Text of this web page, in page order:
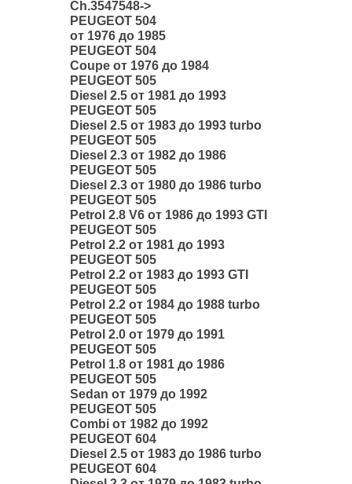
Ch.3547548->
PEUGEOT 504
от 1976 до 1985
PEUGEOT 504
Coupe от 1976 до 1984
PEUGEOT 505
Diesel 2.5 от 1981 до 1993
PEUGEOT 505
Diesel 2.5 от 1983 до 1993 turbo
PEUGEOT 505
Diesel 2.3 от 1982 до 1986
PEUGEOT 505
Diesel 2.3 от 1980 до 1986 turbo
PEUGEOT 505
Petrol 2.8 V6 от 1986 до 1993 GTI
PEUGEOT 505
Petrol 2.2 от 1981 до 1993
PEUGEOT 505
Petrol 2.2 от 1983 до 1993 GTI
PEUGEOT 505
Petrol 2.2 от 1984 до 1988 turbo
PEUGEOT 505
Petrol 2.0 от 1979 до 1991
PEUGEOT 505
Petrol 1.8 от 1981 до 1986
PEUGEOT 505
Sedan от 1979 до 1992
PEUGEOT 505
Combi от 1982 до 1992
PEUGEOT 604
Diesel 2.5 от 1983 до 1986 turbo
PEUGEOT 604